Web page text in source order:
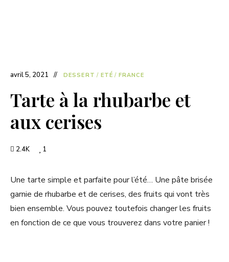
avril 5, 2021 DESSERT / ETÉ / FRANCE
Tarte à la rhubarbe et
aux cerises
2.4K 1
Une tarte simple et parfaite pour l’été… Une pâte brisée
garnie de rhubarbe et de cerises, des fruits qui vont très
bien ensemble. Vous pouvez toutefois changer les fruits
en fonction de ce que vous trouverez dans votre panier !